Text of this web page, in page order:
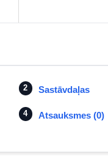
Sastāvdaļas
Atsauksmes (0)